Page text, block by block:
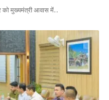
को मुख्यमंत्री आवास में…